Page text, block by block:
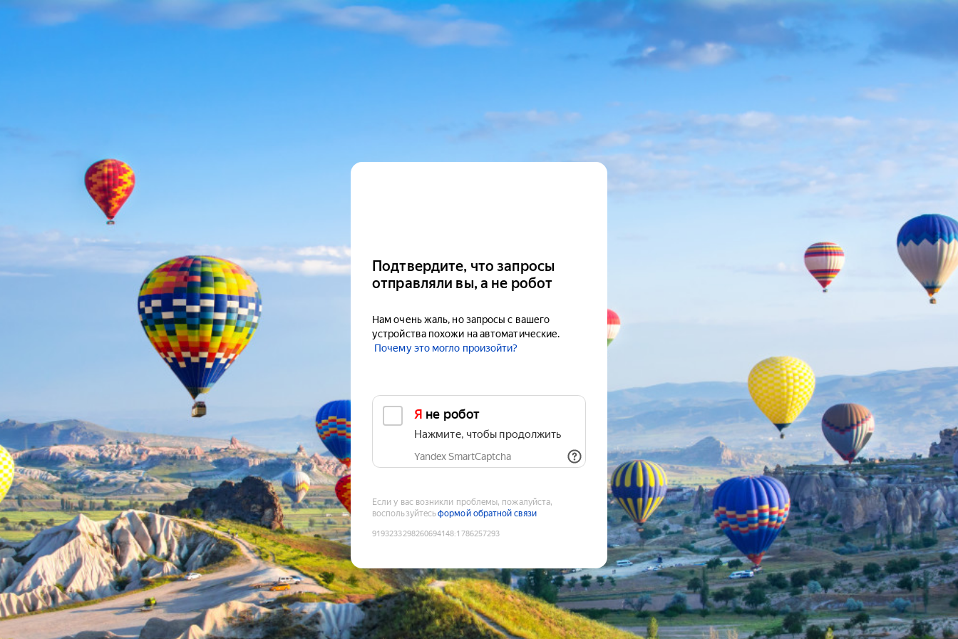
Подтвердите, что запросы
отправляли вы, а не робот
Нам очень жаль, но запросы с вашего
устройства похожи на автоматические.
Почему это могло произойти?
Я не робот
Нажмите, чтобы продолжить
Yandex SmartCaptcha
Если у вас возникли проблемы, пожалуйста,
воспользуйтесьформой обратной связи
9193233298260694148:1786257293